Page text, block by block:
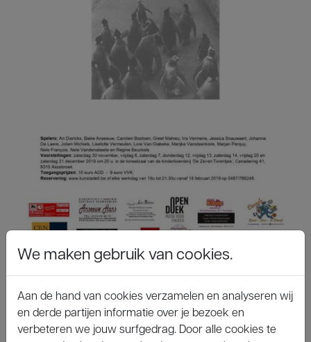
Auteur: Michael Tremblay
Spelers: An Dierickx, Bieke Anseeuw,
We maken gebruik van cookies.
Aan de hand van cookies verzamelen en analyseren wij
en derde partijen informatie over je bezoek en
verbeteren we jouw surfgedrag. Door alle cookies te